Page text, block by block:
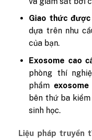
Giao thức được
dựa trên nhu
của bạn.
Exosome cao
phòng thí
phẩm exosome
bên thứ ba
sinh học.
Liệu pháp truyền